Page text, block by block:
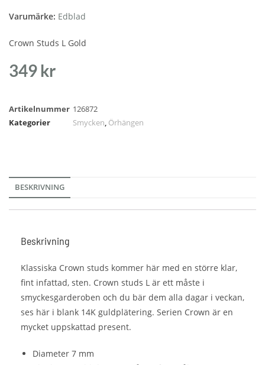
Varumärke: Edblad
Crown Studs L Gold
349 kr
Artikelnummer 126872
Kategorier
Smycken, Örhängen
BESKRIVNING
Beskrivning
Klassiska Crown studs kommer här med en större klar,
fint infattad, sten. Crown studs L är ett måste i
smyckesgarderoben och du bär dem alla dagar i veckan,
ses här i blank 14K guldplätering. Serien Crown är en
mycket uppskattad present.
Diameter 7 mm